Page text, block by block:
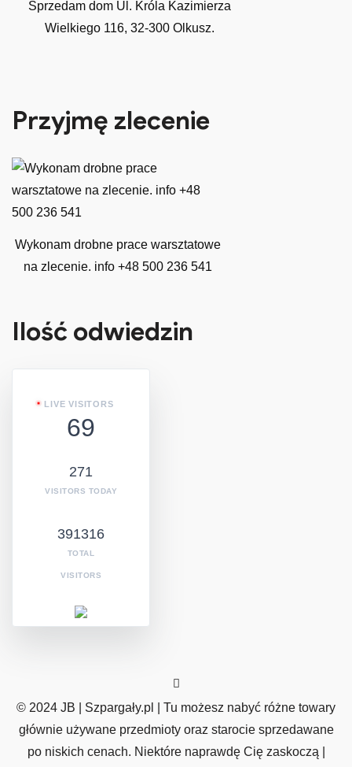
Sprzedam dom Ul. Króla Kazimierza
Wielkiego 116, 32-300 Olkusz.
Przyjmę zlecenie
Wykonam drobne prace warsztatowe
na zlecenie. info +48 500 236 541
Ilość odwiedzin
LIVE VISITORS
69
271
VISITORS TODAY
391316
TOTAL
VISITORS
© 2024 JB | Szpargały.pl | Tu możesz nabyć różne towary
głównie używane przedmioty oraz starocie sprzedawane
po niskich cenach. Niektóre naprawdę Cię zaskoczą |